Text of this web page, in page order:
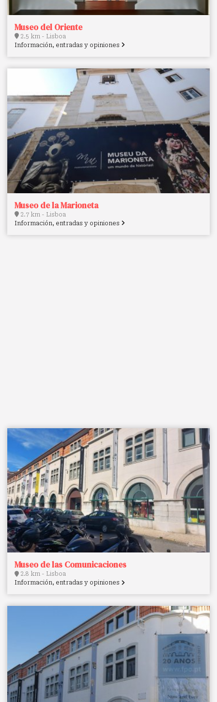
Museo del Oriente
2.5 km - Lisboa
Información, entradas y opiniones
Museo de la Marioneta
2.7 km - Lisboa
Información, entradas y opiniones
Museo de las Comunicaciones
2.8 km - Lisboa
Información, entradas y opiniones